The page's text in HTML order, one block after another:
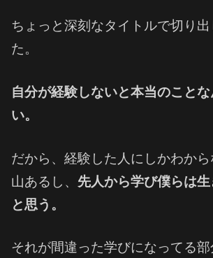
ちょっと深刻なタイトルで切り出
た。
自分が経験しないと本当のこと
い。
だから、経験した人にしかわか
山あるし、 先人から学び僕らは
と思う。
それが間違った学びになってる